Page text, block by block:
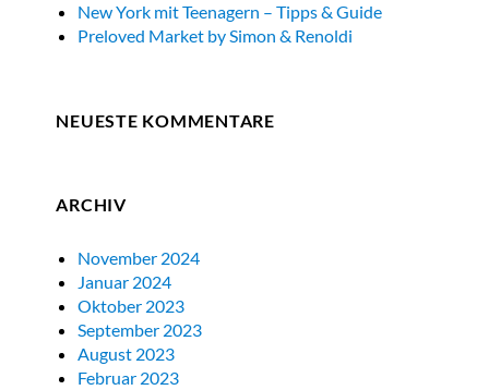
New York mit Teenagern – Tipps & Guide
Preloved Market by Simon & Renoldi
NEUESTE KOMMENTARE
ARCHIV
November 2024
Januar 2024
Oktober 2023
September 2023
August 2023
Februar 2023